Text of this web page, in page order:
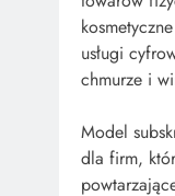
usługi
chmurze i
Model
dla firm,